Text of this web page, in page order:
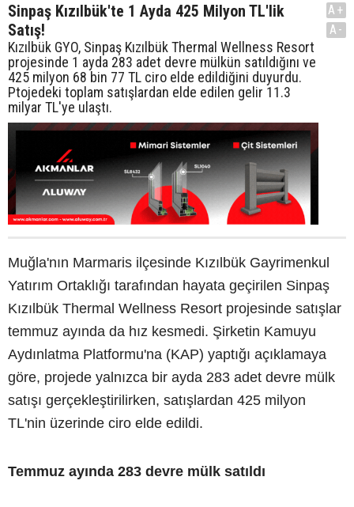
Sinpaş Kızılbük'te 1 Ayda 425 Milyon TL'lik
Satış!
Kızılbük GYO, Sinpaş Kızılbük Thermal Wellness Resort
projesinde 1 ayda 283 adet devre mülkün satıldığını ve
425 milyon 68 bin 77 TL ciro elde edildiğini duyurdu.
Ptojedeki toplam satışlardan elde edilen gelir 11.3
milyar TL'ye ulaştı.
A+
A-
Muğla'nın Marmaris ilçesinde Kızılbük Gayrimenkul
Yatırım Ortaklığı tarafından hayata geçirilen Sinpaş
Kızılbük Thermal Wellness Resort projesinde satışlar
temmuz ayında da hız kesmedi. Şirketin Kamuyu
Aydınlatma Platformu'na (KAP) yaptığı açıklamaya
göre, projede yalnızca bir ayda 283 adet devre mülk
satışı gerçekleştirilirken, satışlardan 425 milyon
TL'nin üzerinde ciro elde edildi.
Temmuz ayında 283 devre mülk satıldı